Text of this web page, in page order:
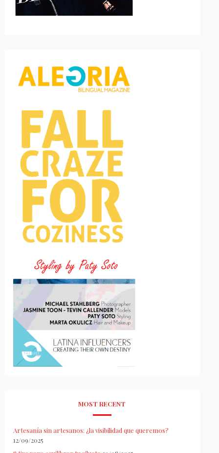
MOST RECENT
Artesanía sin artesanos: ¿la visibilidad que queremos?
12/09/2025